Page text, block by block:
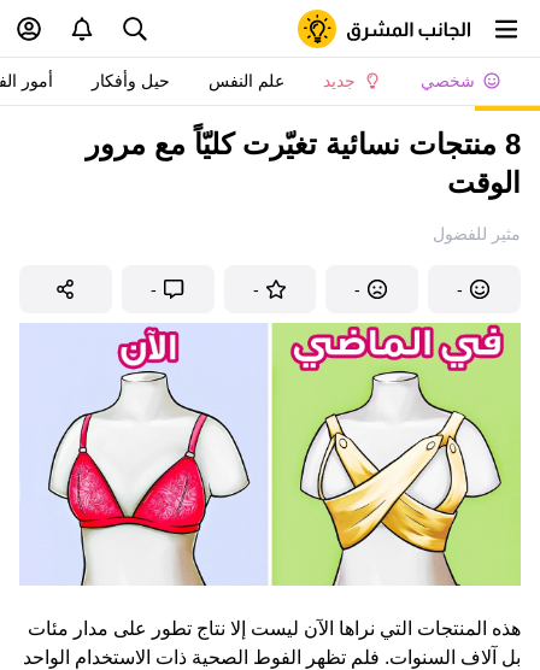
شخصي جديد علم النفس حيل وأفكار أمور
8 منتجات نسائية تغيّرت كليّاً مع مرور
الوقت
مثير للفضول
-
-
-
-
هذه المنتجات التي نراها الآن ليست إلا نتاج تطور على مدار مئات
بل آلاف السنوات. فلم تظهر الفوط الصحية ذات الاستخدام الواحد